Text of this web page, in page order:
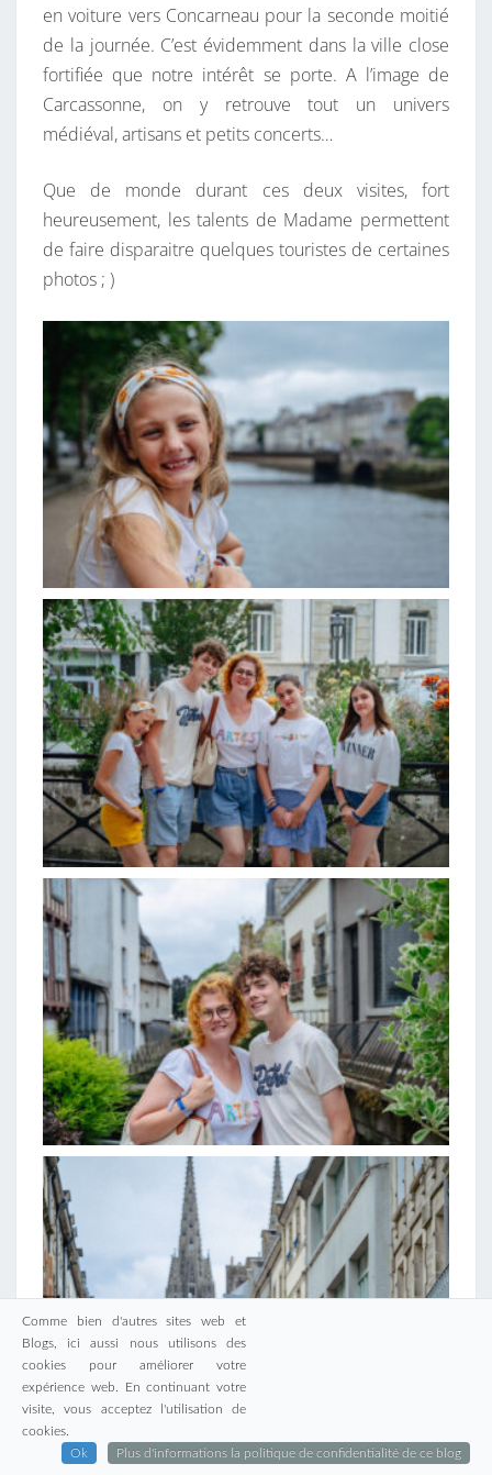
en voiture vers Concarneau pour la seconde moitié
de la journée. C’est évidemment dans la ville close
fortifiée que notre intérêt se porte. A l’image de
Carcassonne, on y retrouve tout un univers
médiéval, artisans et petits concerts…
Que de monde durant ces deux visites, fort
heureusement, les talents de Madame permettent
de faire disparaitre quelques touristes de certaines
photos ; )
Comme bien d'autres sites web et
Blogs, ici aussi nous utilisons des
cookies pour améliorer votre
expérience web. En continuant votre
visite, vous acceptez l'utilisation de
cookies.
Ok
Plus d'informations la politique de confidentialité de ce blog